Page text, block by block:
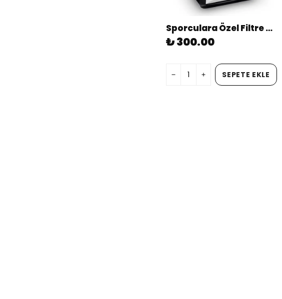
Sporculara Özel Filtre Kahve 250g Öğütülmüş
₺ 300.00
SEPETE EKLE